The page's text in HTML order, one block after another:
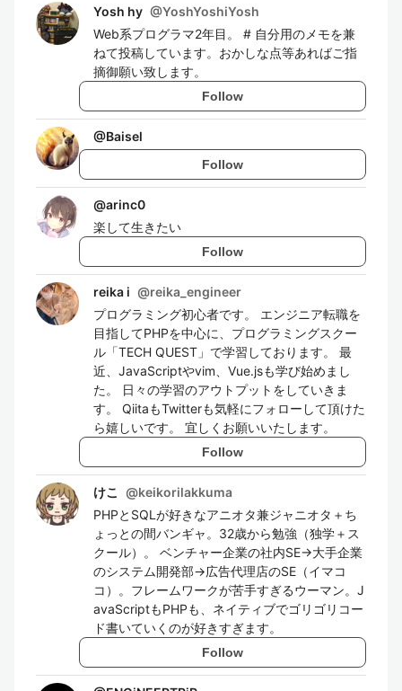
Yosh hy @YoshYoshiYosh
Web系プログラマ2年目。 # 自分用のメモを兼
ねて投稿しています。おかしな点等あればご指
摘御願い致します。
Follow
@Baisel
Follow
@arinc0
楽して生きたい
Follow
reika i @reika_engineer
プログラミング初心者です。 エンジニア転職を
目指してPHPを中心に、プログラミングスクー
ル「TECH QUEST」で学習しております。 最
近、JavaScriptやvim、Vue.jsも学び始めまし
た。 日々の学習のアウトプットをしていきま
す。 QiitaもTwitterも気軽にフォローして頂けた
ら嬉しいです。 宜しくお願いいたします。
Follow
けこ @keikorilakkuma
PHPとSQLが好きなアニオタ兼ジャニオタ＋ち
ょっとの間バンギャ。32歳から勉強（独学＋ス
クール）。 ベンチャー企業の社内SE→大手企業
のシステム開発部→広告代理店のSE（イマコ
コ）。フレームワークが苦手すぎるウーマン。J
avaScriptもPHPも、ネイティブでゴリゴリコー
ド書いていくのが好きすぎます。
Follow